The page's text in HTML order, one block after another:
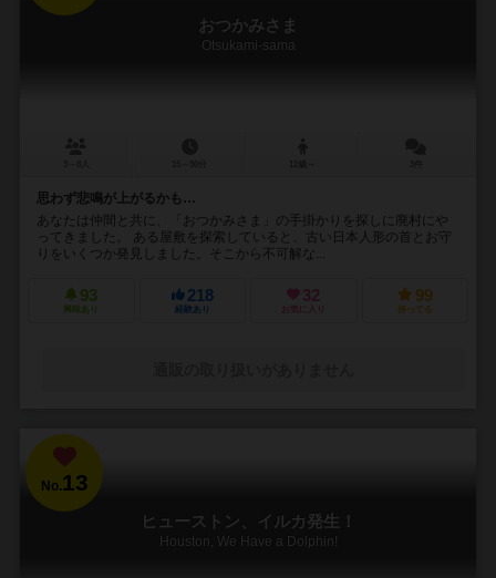
おつかみさま
Otsukami-sama
思わず悲鳴が上がるかも…
あなたは仲間と共に、「おつかみさま」の手掛かりを探しに廃村にや
ってきました。 ある屋敷を探索していると、古い日本人形の首とお守
りをいくつか発見しました。そこから不可解な...
93
興味あり
218
経験あり
32
お気に入り
99
持ってる
No.13
ヒューストン、イルカ発生！
Houston, We Have a Dolphin!